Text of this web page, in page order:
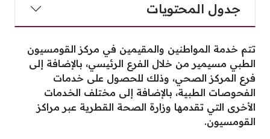
جدول المحتويات
تتم خدمة المواطنين والمقيمين في مركز القومسيون
الطبي مسيمير من خلال الفرع الرئيسي، بالإضافة إلى
فرع المركز الصحي، وذلك للحصول على خدمات
الفحوصات الطبية، بالإضافة إلى مختلف الخدمات
الأخرى التي تقدمها وزارة الصحة القطرية عبر مراكز
القومسيون.